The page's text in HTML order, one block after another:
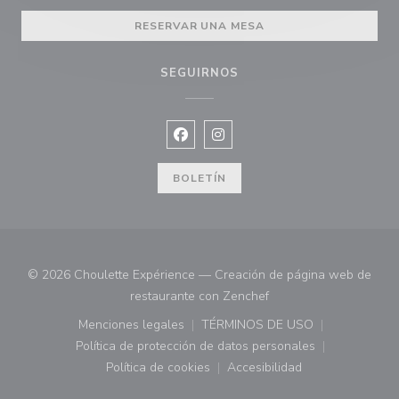
RESERVAR UNA MESA
SEGUIRNOS
Facebook ((abre en una nueva
Instagram ((abre en una
BOLETÍN
© 2026 Choulette Expérience — Creación de página web de
restaurante con Zenchef((abre en una nueva
Menciones legales
((abre en una nueva ventana))
TÉRMINOS DE USO
((abre en una nueva
Política de protección de datos personales
((abre en una nueva ventana))
Política de cookies
((abre en una nueva ventana))
Accesibilidad
((abre en una nueva